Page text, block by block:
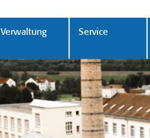
Verwaltung Service